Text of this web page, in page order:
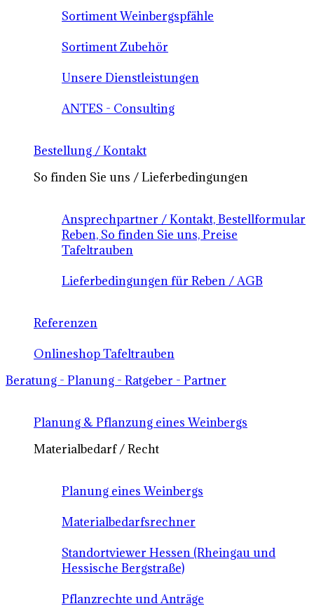
Sortiment Weinbergspfähle
Sortiment Zubehör
Unsere Dienstleistungen
ANTES - Consulting
Bestellung / Kontakt
So finden Sie uns / Lieferbedingungen
Ansprechpartner / Kontakt, Bestellformular
Reben, So finden Sie uns, Preise
Tafeltrauben
Lieferbedingungen für Reben / AGB
Referenzen
Onlineshop Tafeltrauben
Beratung - Planung - Ratgeber - Partner
Planung & Pflanzung eines Weinbergs
Materialbedarf / Recht
Planung eines Weinbergs
Materialbedarfsrechner
Standortviewer Hessen (Rheingau und
Hessische Bergstraße)
Pflanzrechte und Anträge